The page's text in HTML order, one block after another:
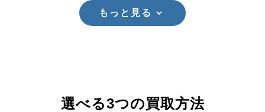
もっと見る
選べる3つの買取方法